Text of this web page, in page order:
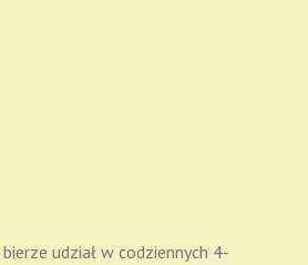
udział w codziennych 4-